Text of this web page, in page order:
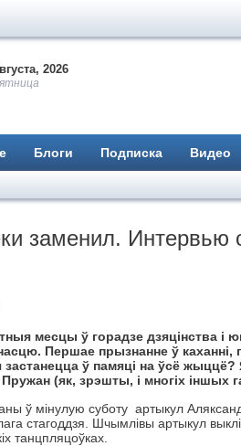
2026
Блоги Подписка Видео
заменил.
месцы ў горадзе дзяцінства і
Першае прызнанне ў
ў памяці на ўсё
(як, зрэшты, і многіх іншых
ў мінулую суботу артыкул
стагоддзя. Шчымлівы артыкул
танцпляцоўках.